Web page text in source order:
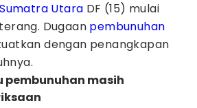
Sumatra Utara DF (15) mulai
Dugaan pembunuhan
dengan penangkapan
pembunuhan masih